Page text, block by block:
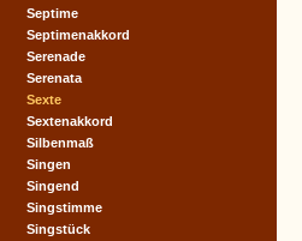
Septime
Septimenakkord
Serenade
Serenata
Sexte
Sextenakkord
Silbenmaß
Singen
Singend
Singstimme
Singstück